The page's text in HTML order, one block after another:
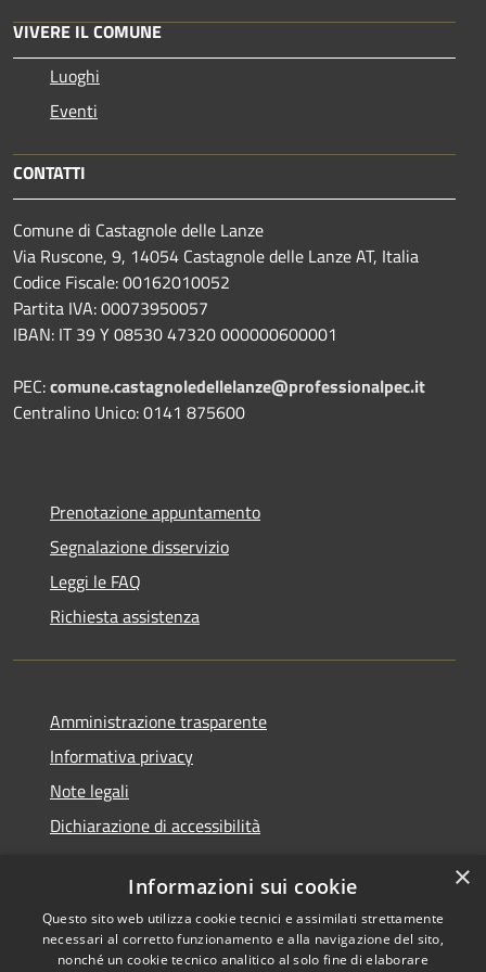
VIVERE IL COMUNE
Luoghi
Eventi
CONTATTI
Comune di Castagnole delle Lanze
Via Ruscone, 9, 14054 Castagnole delle Lanze AT, Italia
Codice Fiscale: 00162010052
Partita IVA: 00073950057
IBAN: IT 39 Y 08530 47320 000000600001
PEC:comune.castagnoledellelanze@professionalpec.it
Centralino Unico: 0141 875600
Prenotazione appuntamento
Segnalazione disservizio
Leggi le FAQ
Richiesta assistenza
Amministrazione trasparente
Informativa privacy
Note legali
Dichiarazione di accessibilità
RSS
Accessibilità
Comune convenzionato
Astigov
×
Informazioni sui cookie
Questo sito web utilizza cookie tecnici e assimilati strettamente
necessari al corretto funzionamento e alla navigazione del sito,
nonché un cookie tecnico analitico al solo fine di elaborare